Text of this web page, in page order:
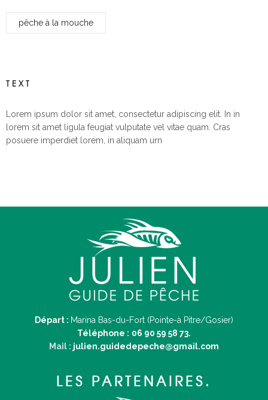
pêche à la mouche
TEXT
Lorem ipsum dolor sit amet, consectetur adipiscing elit. In in
lorem sit amet ligula feugiat vulputate vel vitae quam. Cras
posuere imperdiet lorem, in aliquam urn
Départ : Marina Bas-du-Fort (Pointe-à Pitre/Gosier)
Téléphone : 06 90 59 58 73.
Mail : julien.guidedepeche@gmail.com
LES PARTENAIRES.